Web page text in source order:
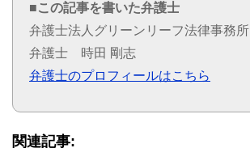
■この記事を書いた弁護士
弁護士法人グリーンリーフ法律事務所
弁護士 時田 剛志
弁護士のプロフィールはこちら
関連記事: